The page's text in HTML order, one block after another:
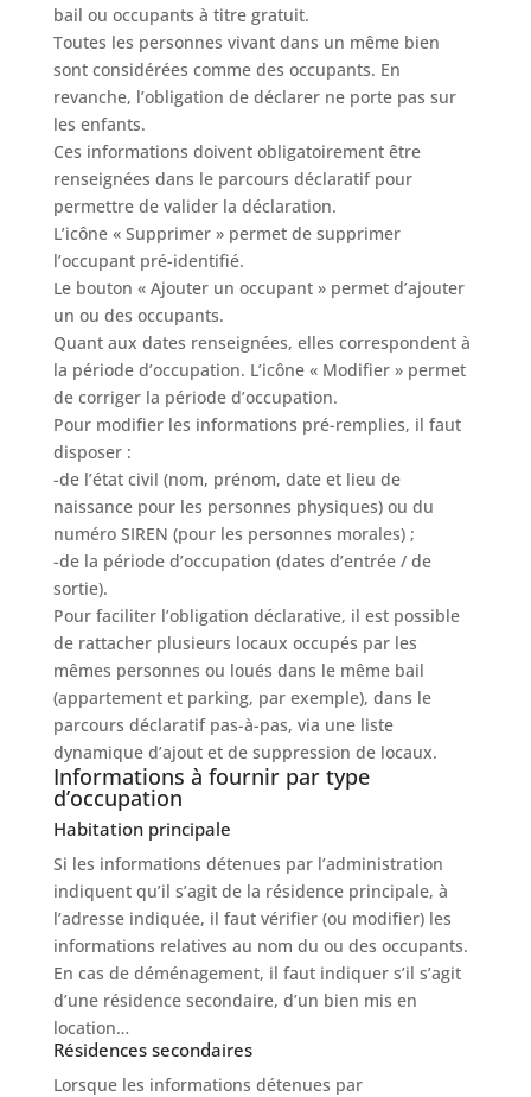
bail ou occupants à titre gratuit.
Toutes les personnes vivant dans un même bien
sont considérées comme des occupants. En
revanche, l’obligation de déclarer ne porte pas sur
les enfants.
Ces informations doivent obligatoirement être
renseignées dans le parcours déclaratif pour
permettre de valider la déclaration.
L’icône « Supprimer » permet de supprimer
l’occupant pré-identifié.
Le bouton « Ajouter un occupant » permet d’ajouter
un ou des occupants.
Quant aux dates renseignées, elles correspondent à
la période d’occupation. L’icône « Modifier » permet
de corriger la période d’occupation.
Pour modifier les informations pré-remplies, il faut
disposer :
-de l’état civil (nom, prénom, date et lieu de
naissance pour les personnes physiques) ou du
numéro SIREN (pour les personnes morales) ;
-de la période d’occupation (dates d’entrée / de
sortie).
Pour faciliter l’obligation déclarative, il est possible
de rattacher plusieurs locaux occupés par les
mêmes personnes ou loués dans le même bail
(appartement et parking, par exemple), dans le
parcours déclaratif pas-à-pas, via une liste
dynamique d’ajout et de suppression de locaux.
Informations à fournir par type
d’occupation
Habitation principale
Si les informations détenues par l’administration
indiquent qu’il s’agit de la résidence principale, à
l’adresse indiquée, il faut vérifier (ou modifier) les
informations relatives au nom du ou des occupants.
En cas de déménagement, il faut indiquer s’il s’agit
d’une résidence secondaire, d’un bien mis en
location…
Résidences secondaires
Lorsque les informations détenues par